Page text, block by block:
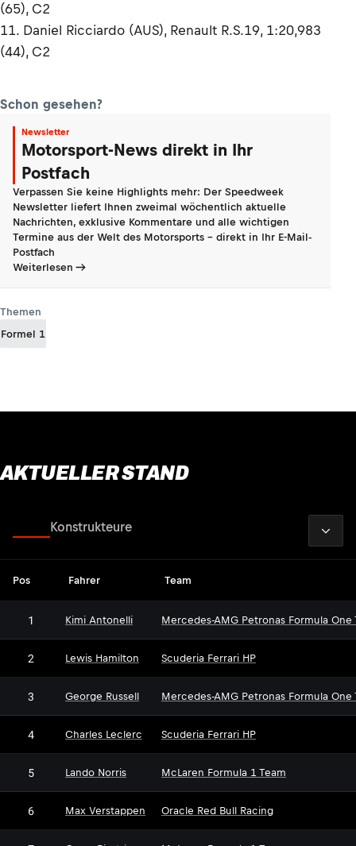
(65), C2
11. Daniel Ricciardo (AUS), Renault R.S.19, 1:20,983
(44), C2
Schon gesehen?
Newsletter
Motorsport-News direkt in Ihr
Postfach
Verpassen Sie keine Highlights mehr: Der Speedweek
Newsletter liefert Ihnen zweimal wöchentlich aktuelle
Nachrichten, exklusive Kommentare und alle wichtigen
Termine aus der Welt des Motorsports - direkt in Ihr E-Mail-
Postfach
Weiterlesen
Themen
Formel 1
AKTUELLER STAND
Konstrukteure
Pos Fahrer Team
1 Kimi Antonelli Mercedes-AMG Petronas Formula One
2 Lewis Hamilton Scuderia Ferrari HP
3 George Russell Mercedes-AMG Petronas Formula One
4 Charles Leclerc Scuderia Ferrari HP
5 Lando Norris McLaren Formula 1 Team
6 Max Verstappen Oracle Red Bull Racing